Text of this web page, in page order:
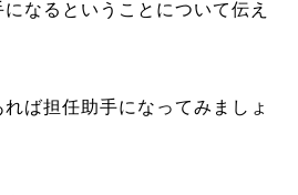
なるということについて伝え
ば担任助手になってみましょ